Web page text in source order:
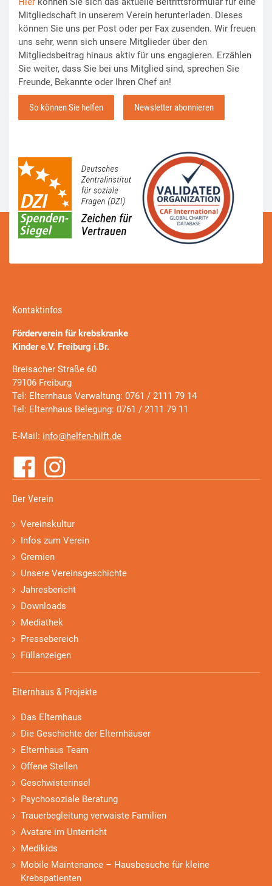
Mitgliedschaft in unserem Verein herunterladen. Dieses
können Sie uns per Post oder per Fax zusenden. Wir freuen
uns sehr, wenn sich unsere Mitglieder über den
Mitgliedsbeitrag hinaus aktiv für uns engagieren. Erzählen
Sie weiter, dass Sie bei uns Mitglied sind, sprechen Sie
Freunde, Bekannte oder Ihren Chef an!
So können Sie helfen Newsletter abonnieren
Kontaktinfos
Förderverein für krebskranke
Kinder e.V. Freiburg i.Br.
Breisacher Straße 60
79106 Freiburg
Tel: Elternhaus Verwaltung: 0761 / 2111 79 14
Tel: Elternhaus Belegung: 0761 / 2111 79 11
E-Mail: info@helfen-hilft.de
Der Verein
Vereinskultur
Infos zum Verein
Gremien
Unsere Vereinsgeschichte
Jahresbericht
Downloads
Mediathek
Pressebereich
Füllanzeigen
Elternhaus & Projekte
Das Elternhaus
Die Geschichte der Elternhäuser
Elternhaus Team
Offene Stellen
Geschwisterinsel
Psychosoziale Beratung
Trauerbegleitung verwaiste Familien
Avatare im Unterricht
Medikids
Mobile Maintenance – Hausbesuche für kleine
Krebspatienten